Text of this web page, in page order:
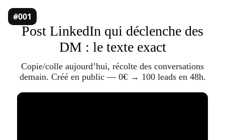
#001
Post LinkedIn qui déclenche des
DM : le texte exact
Copie/colle aujourd’hui, récolte des conversations
demain. Créé en public — 0€ → 100 leads en 48h.